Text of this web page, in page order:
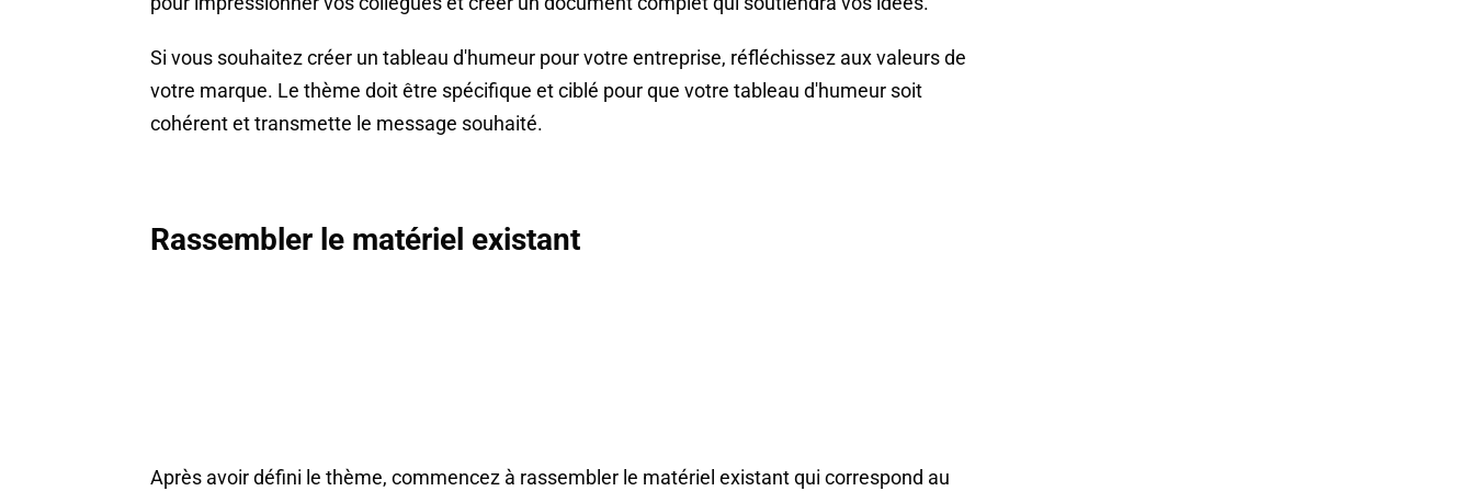
Si vous souhaitez créer un tableau d'humeur pour votre entreprise, réfléchissez aux valeurs de
votre marque. Le thème doit être spécifique et ciblé pour que votre tableau d'humeur soit
cohérent et transmette le message souhaité.
Rassembler le matériel existant
Après avoir défini le thème, commencez à rassembler le matériel existant qui correspond au